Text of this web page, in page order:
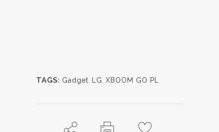
TAGS: Gadget LG XBOOM GO PL